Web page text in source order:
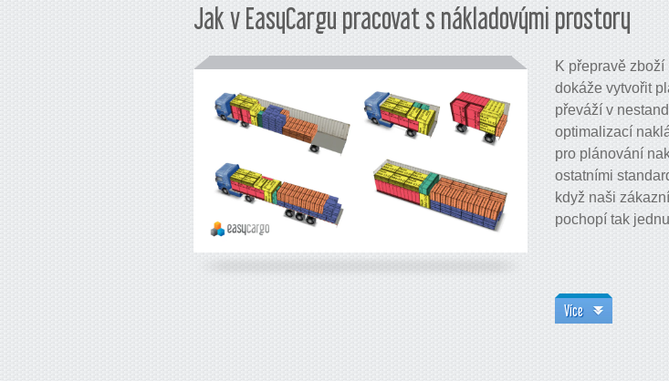
Jak v EasyCargu pracovat s nákladovými prostory
K přepravě
dokáže vytvořit
převáží v
optimalizací
pro plánování
ostatními
když naši
pochopí tak
Více